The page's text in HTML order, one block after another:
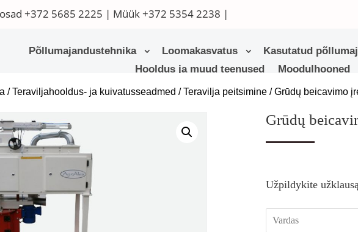
+372 5685 2225 | Müük+372 5354 2238 |
Põllumajandustehnika Loomakasvatus
Kasutatud
Hooldus ja muud teenused
Moodulhooned
/Teraviljahooldus- ja kuivatusseadmed /Teravilja peitsimine / Grūdų beicavimo
Grūdų
Užpildykite